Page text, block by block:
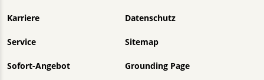
Karriere
Service
Sofort-Angebot
Datenschutz
Sitemap
Grounding Page